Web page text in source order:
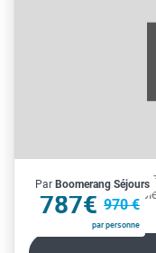
À partir de
787€ 970 €
par personne
Par Boomerang Séjours
- Situé en bord de
1 piscine et 1 centre